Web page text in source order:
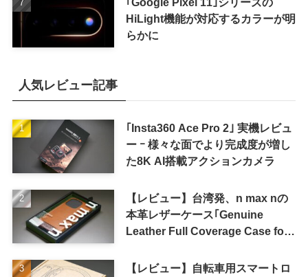
HiLight機能が対応するカラーが明
らかに
人気レビュー記事
｢Insta360 Ace Pro 2｣ 実機レビュ
ー ｰ 様々な面でより完成度が増し
た8K AI搭載アクションカメラ
【レビュー】台湾発、n max nの
本革レザーケース｢Genuine
Leather Full Coverage Case for
【レビュー】自転車用スマートロ